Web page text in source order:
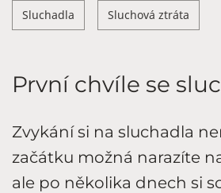
Sluchadla Sluchová ztráta
První chvíle se
Zvykání si na sluchadla
začátku možná narazíte
ale po několika dnech si